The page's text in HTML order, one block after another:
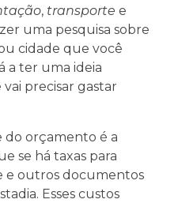
, transporte e
uma pesquisa sobre
cidade que você
a ter uma ideia
precisar gastar
orçamento é a
se há taxas para
e outros documentos
Esses custos